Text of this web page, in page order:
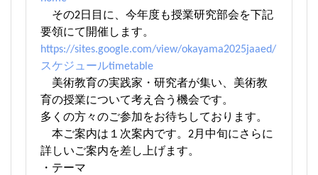
その2日目に、今年度も授業研究部会を下記
要領にて開催します。
https://sites.google.com/view/okayama2025jaaed/
スケジュールtimetable
美術教育の実践家・研究者が集い、美術教
育の授業について考え合う機会です。
多くの方々のご参加をお待ちしております。
本ご案内は１次案内です。2月中旬にさらに
詳しいご案内を差し上げます。
・テーマ